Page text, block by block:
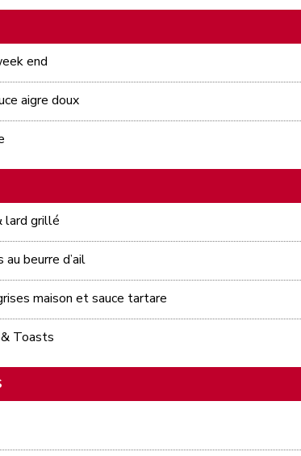
end
aigre doux
lard grillé
beurre d’ail
maison et sauce tartare
Toasts